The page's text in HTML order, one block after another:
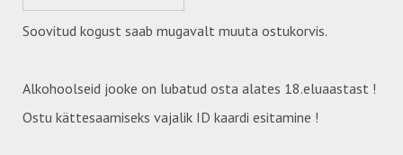
Soovitud kogust saab mugavalt muuta ostukorvis.
Alkohoolseid jooke on lubatud osta alates 18.eluaastast !
Ostu kättesaamiseks vajalik ID kaardi esitamine !